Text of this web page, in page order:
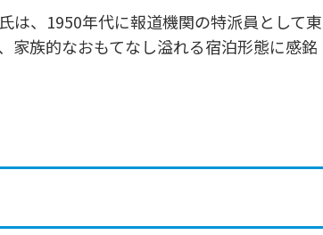
は、1950年代に報道機関の特派員として東
家族的なおもてなし溢れる宿泊形態に感銘